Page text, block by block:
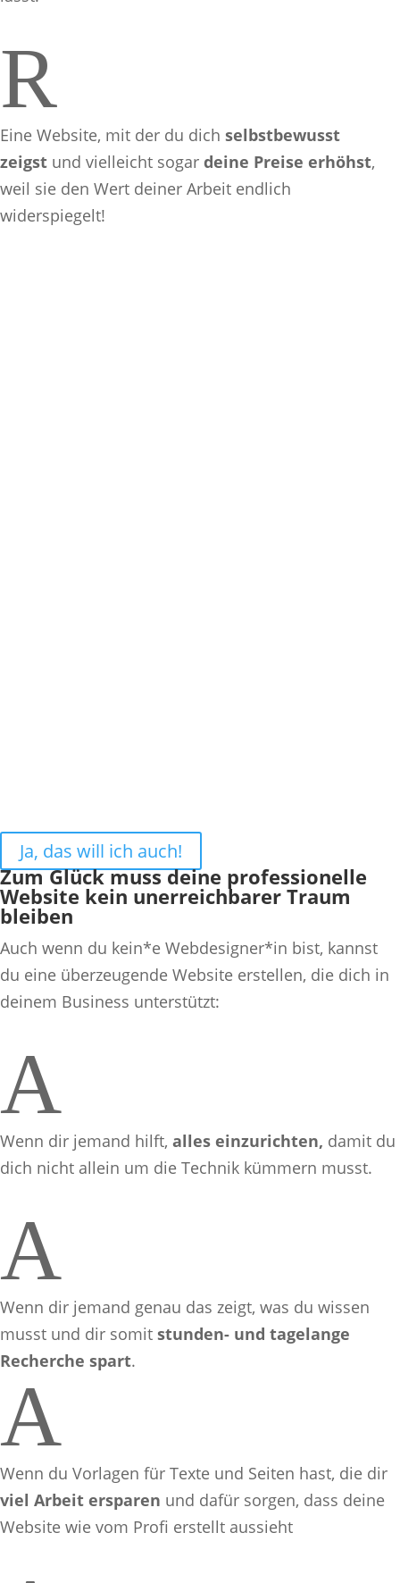
R
Eine Website, mit der du dich selbstbewusst
zeigst und vielleicht sogar deine Preise erhöhst,
weil sie den Wert deiner Arbeit endlich
widerspiegelt!
Ja, das will ich auch!
Zum Glück muss deine professionelle
Website kein unerreichbarer Traum
bleiben
Auch wenn du kein*e Webdesigner*in bist, kannst
du eine überzeugende Website erstellen, die dich in
deinem Business unterstützt:
A
Wenn dir jemand hilft, alles einzurichten, damit du
dich nicht allein um die Technik kümmern musst.
A
Wenn dir jemand genau das zeigt, was du wissen
musst und dir somit stunden- und tagelange
Recherche spart.
A
Wenn du Vorlagen für Texte und Seiten hast, die dir
viel Arbeit ersparen und dafür sorgen, dass deine
Website wie vom Profi erstellt aussieht